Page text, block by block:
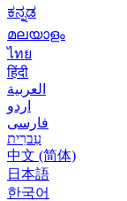
ಕನ್ನಡ
മലയാളം
ไทย
हिंदी
العربية
اردو
فارسی
עִברִית
中文 (简体)
日本語
한국어